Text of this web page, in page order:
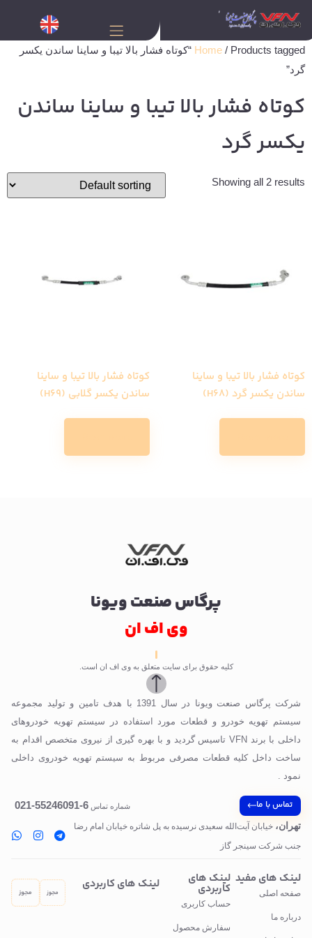
Home / Products tagged “کوتاه فشار بالا تیبا و ساینا ساندن یکسر
گرد”
کوتاه فشار بالا تیبا و ساینا ساندن
یکسر گرد
Showing all 2 results
کوتاه فشار بالا تیبا و ساینا
ساندن یکسر گرد (H68)
کوتاه فشار بالا تیبا و ساینا
ساندن یکسر گلابی (H69)
پرگاس صنعت ویونا
وی اف ان
کلیه حقوق برای سایت متعلق به وی اف ان است.
شرکت پرگاس صنعت ویونا در سال 1391 با هدف تامین و تولید مجموعه
سیستم تهویه خودرو و قطعات مورد استفاده در سیستم تهویه خودروهای
داخلی با برند VFN تاسیس گردید و با بهره گیری از نیروی متخصص اقدام به
ساخت داخل کلیه قطعات مصرفی مربوط به سیستم تهویه خودروی داخلی
نمود .
تماس با ما شماره تماس 6-55246091-021
تهران، خیابان آیت‌الله سعیدی نرسیده به پل‌ شاتره خیابان امام رضا
جنب شرکت سینجر گاز
لینک های مفید
صفحه اصلی
درباره ما
لینک های
کاربردی
حساب کاربری
سفارش محصول
لینک های کاربردی